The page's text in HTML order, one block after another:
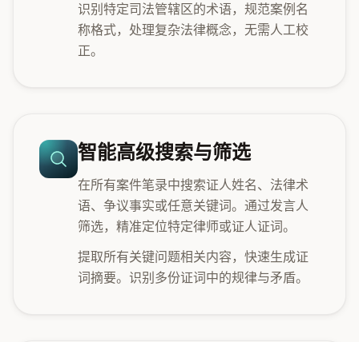
识别特定司法管辖区的术语，规范案例名
称格式，处理复杂法律概念，无需人工校
正。
智能高级搜索与筛选
在所有案件笔录中搜索证人姓名、法律术
语、争议事实或任意关键词。通过发言人
筛选，精准定位特定律师或证人证词。
提取所有关键问题相关内容，快速生成证
词摘要。识别多份证词中的规律与矛盾。